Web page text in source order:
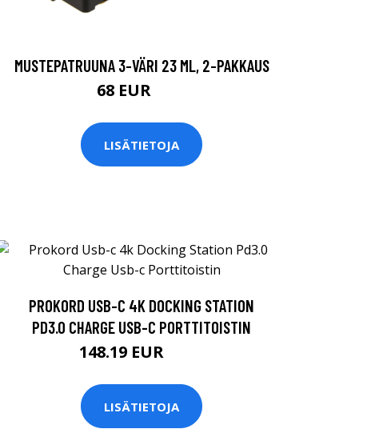
MUSTEPATRUUNA 3-VÄRI 23 ML, 2-PAKKAUS
68 EUR
LISÄTIETOJA
PROKORD USB-C 4K DOCKING STATION
PD3.0 CHARGE USB-C PORTTITOISTIN
148.19 EUR
LISÄTIETOJA